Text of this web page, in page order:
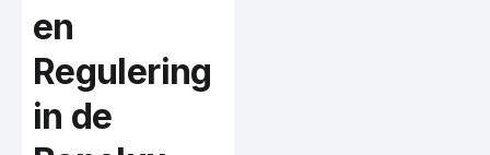
en
Regulering
in de